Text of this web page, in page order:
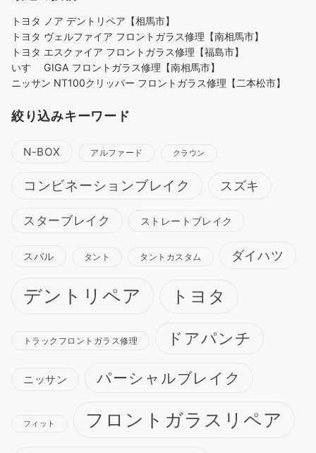
トヨタ ノア デントリペア【相馬市】
トヨタ ヴェルファイア フロントガラス修理【南相馬市】
トヨタ エスクァイア フロントガラス修理【福島市】
いすゞ GIGA フロントガラス修理【南相馬市】
ニッサン NT100クリッパー フロントガラス修理【二本松市】
絞り込みキーワード
N-BOX アルファード クラウン
コンビネーションブレイク スズキ
スターブレイク ストレートブレイク
スバル タント タントカスタム ダイハツ
デントリペア トヨタ
トラックフロントガラス修理 ドアパンチ
ニッサン パーシャルブレイク
フィット フロントガラスリペア